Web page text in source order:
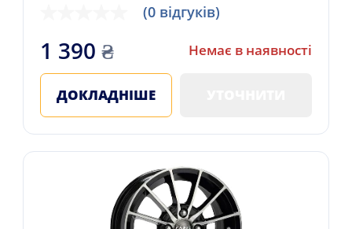
(0 відгуків)
1 390 ₴ Немає в наявності
ДОКЛАДНІШЕ